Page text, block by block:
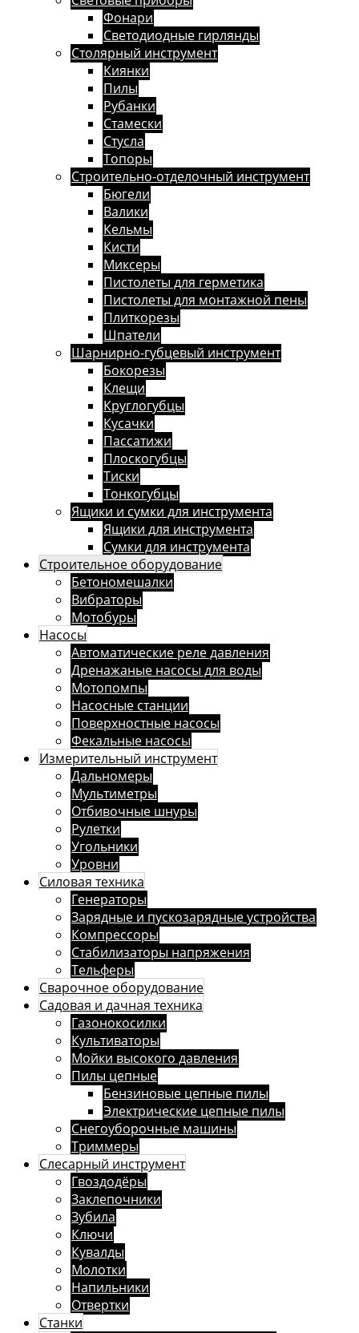
Фонари
Светодиодные гирлянды
Столярный инструмент
Киянки
Пилы
Рубанки
Стамески
Стусла
Топоры
Строительно-отделочный инструмент
Бюгели
Валики
Кельмы
Кисти
Миксеры
Пистолеты для герметика
Пистолеты для монтажной пены
Плиткорезы
Шпатели
Шарнирно-губцевый инструмент
Бокорезы
Клещи
Круглогубцы
Кусачки
Пассатижи
Плоскогубцы
Тиски
Тонкогубцы
Ящики и сумки для инструмента
Ящики для инструмента
Сумки для инструмента
Строительное оборудование
Бетономешалки
Вибраторы
Мотобуры
Насосы
Автоматические реле давления
Дренажаные насосы для воды
Мотопомпы
Насосные станции
Поверхностные насосы
Фекальные насосы
Измерительный инструмент
Дальномеры
Мультиметры
Отбивочные шнуры
Рулетки
Угольники
Уровни
Силовая техника
Генераторы
Зарядные и пускозарядные устройства
Компрессоры
Стабилизаторы напряжения
Тельферы
Сварочное оборудование
Садовая и дачная техника
Газонокосилки
Культиваторы
Мойки высокого давления
Пилы цепные
Бензиновые цепные пилы
Электрические цепные пилы
Снегоуборочные машины
Триммеры
Слесарный инструмент
Гвоздодёры
Заклепочники
Зубила
Ключи
Кувалды
Молотки
Напильники
Отвертки
Станки